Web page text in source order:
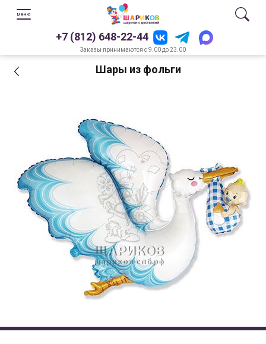
+7 (812) 648-22-44
Заказы принимаются с 9.00 до 23.00
Шары из фольги